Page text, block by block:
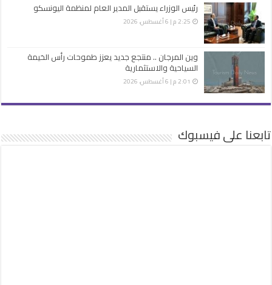
رئيس الوزراء يستقبل المدير العام لمنظمة اليونسكو
2:25 م | 6 أغسطس، 2026
وين المرجان .. منتجع جديد يعزز طموحات رأس الخيمة
السياحية والاستثمارية
2:01 م | 6 أغسطس، 2026
تابعنا على فيسبوك